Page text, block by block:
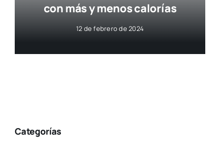
con más y menos calorías
12 de febrero de 2024
Categorías